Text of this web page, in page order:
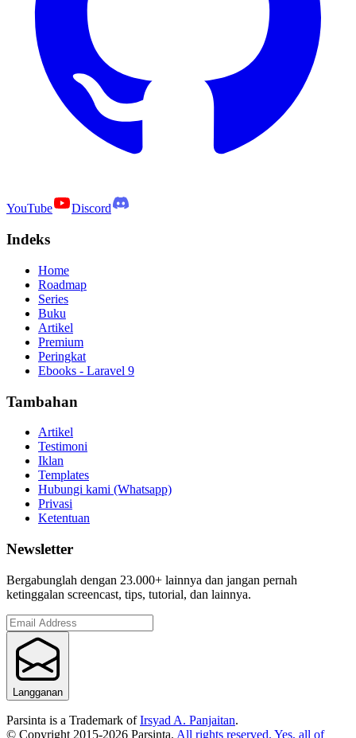
YouTube Discord
Indeks
Home
Roadmap
Series
Buku
Artikel
Premium
Peringkat
Ebooks - Laravel 9
Tambahan
Artikel
Testimoni
Iklan
Templates
Hubungi kami (Whatsapp)
Privasi
Ketentuan
Newsletter
Bergabunglah dengan 23.000+ lainnya dan jangan pernah
ketinggalan screencast, tips, tutorial, dan lainnya.
Langganan
Parsinta is a Trademark of Irsyad A. Panjaitan.
© Copyright 2015-2026 Parsinta. All rights reserved. Yes, all of